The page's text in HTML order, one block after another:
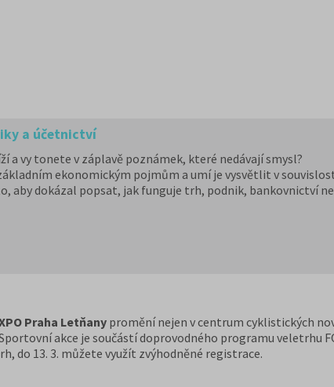
a účetnictví
a vy tonete v záplavě poznámek, které nedávají smysl?
ekonomickým pojmům a umí je vysvětlit v
aby dokázal popsat, jak funguje trh, podnik, bankovnictví
Praha Letňany promění nejen v centrum cyklistických
akce je součástí doprovodného programu veletrhu
do 13. 3. můžete využít zvýhodněné registrace.